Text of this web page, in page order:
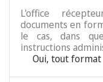
L'office
documents en
le cas, dans
instructions
Oui, tout format